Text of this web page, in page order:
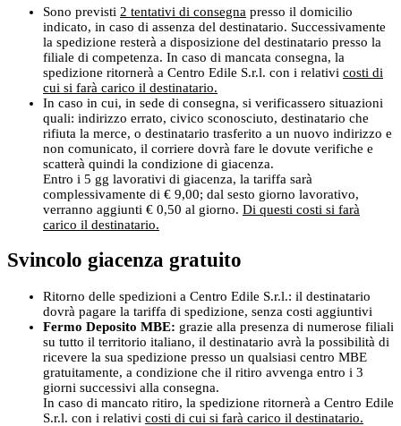
Sono previsti 2 tentativi di consegna presso il domicilio
indicato, in caso di assenza del destinatario. Successivamente
la spedizione resterà a disposizione del destinatario presso la
filiale di competenza. In caso di mancata consegna, la
spedizione ritornerà a Centro Edile S.r.l. con i relativi costi di
cui si farà carico il destinatario.
In caso in cui, in sede di consegna, si verificassero situazioni
quali: indirizzo errato, civico sconosciuto, destinatario che
rifiuta la merce, o destinatario trasferito a un nuovo indirizzo e
non comunicato, il corriere dovrà fare le dovute verifiche e
scatterà quindi la condizione di giacenza.
Entro i 5 gg lavorativi di giacenza, la tariffa sarà
complessivamente di € 9,00; dal sesto giorno lavorativo,
verranno aggiunti € 0,50 al giorno. Di questi costi si farà
carico il destinatario.
Svincolo giacenza gratuito
Ritorno delle spedizioni a Centro Edile S.r.l.: il destinatario
dovrà pagare la tariffa di spedizione, senza costi aggiuntivi
Fermo Deposito MBE: grazie alla presenza di numerose filiali
su tutto il territorio italiano, il destinatario avrà la possibilità di
ricevere la sua spedizione presso un qualsiasi centro MBE
gratuitamente, a condizione che il ritiro avvenga entro i 3
giorni successivi alla consegna.
In caso di mancato ritiro, la spedizione ritornerà a Centro Edile
S.r.l. con i relativi costi di cui si farà carico il destinatario.